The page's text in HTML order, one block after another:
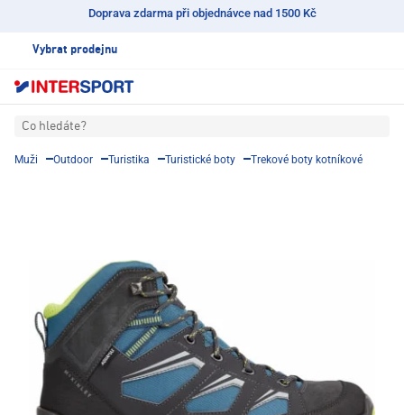
Doprava zdarma při objednávce nad 1500 Kč
Vybrat prodejnu
Co hledáte?
Muži Outdoor Turistika Turistické boty Trekové boty kotníkové